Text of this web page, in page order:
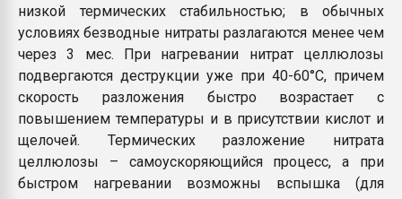
низкой термических стабильностью; в обычных
условиях безводные нитраты разлагаются менее чем
через 3 мес. При нагревании нитрат целлюлозы
подвергаются деструкции уже при 40-60°С, причем
скорость разложения быстро возрастает с
повышением температуры и в присутствии кислот и
щелочей. Термических разложение нитрата
целлюлозы – самоускоряющийся процесс, а при
быстром нагревании возможны вспышка (для